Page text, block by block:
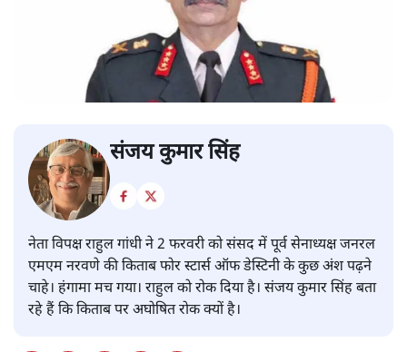
संजय कुमार सिंह
नेता विपक्ष राहुल गांधी ने 2 फरवरी को संसद में पूर्व सेनाध्यक्ष जनरल
एमएम नरवणे की किताब फोर स्टार्स ऑफ डेस्टिनी के कुछ अंश पढ़ने
चाहे। हंगामा मच गया। राहुल को रोक दिया है। संजय कुमार सिंह बता
रहे हैं कि किताब पर अघोषित रोक क्यों है।